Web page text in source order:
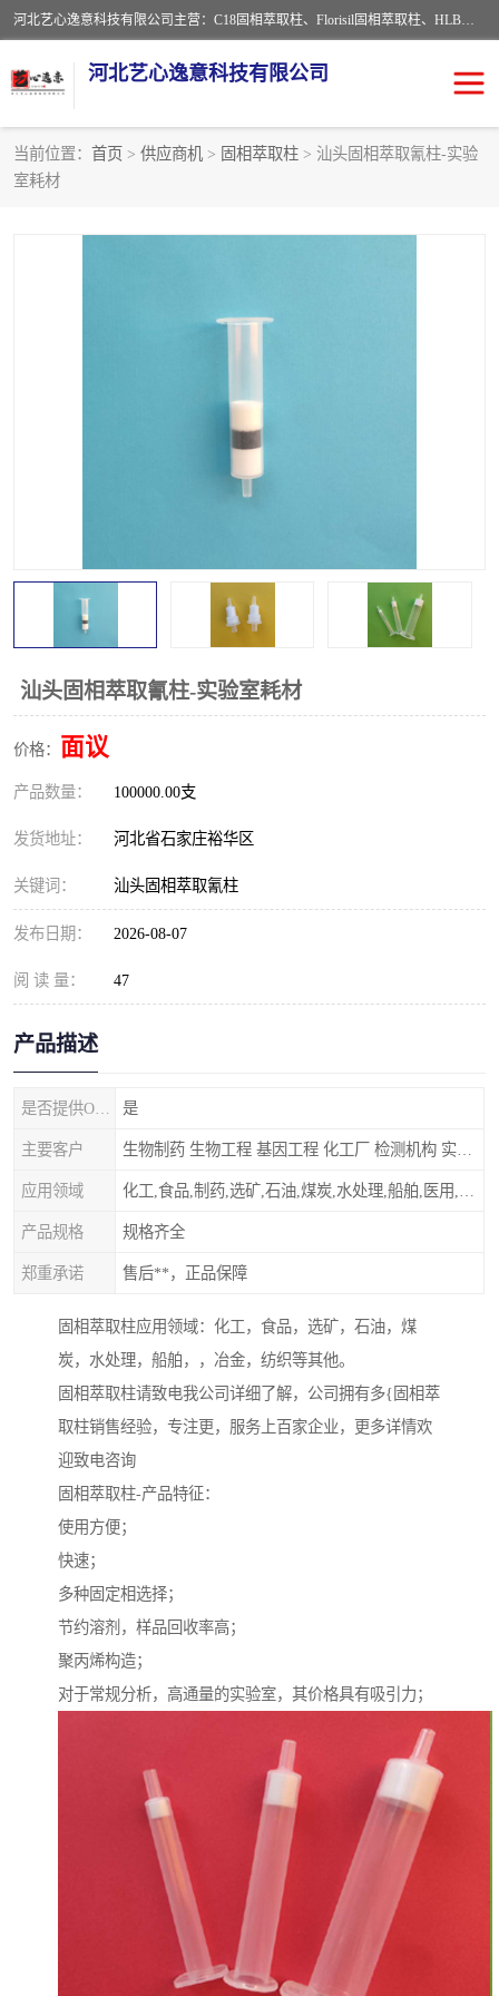
河北艺心逸意科技有限公司主营：C18固相萃取柱、Florisil固相萃取柱、HLB固相萃取柱、MCX固相萃取柱、QuEChERS、固相萃取空柱、针式过滤器 、固相萃取柱、黄曲霉毒素亲和柱。全国咨询热线：18630105913。河北艺心逸意科技有限公司接受来样定做，我们秉承着“顾客至上，锐意进取”的经营理念，坚持客户至上的原则为广大客户提供优质的服务，欢迎广大客户惠顾！免费咨询！
河北艺心逸意科技有限公司
当前位置： 首页 > 供应商机 > 固相萃取柱 > 汕头固相萃取氰柱-实验
室耗材
汕头固相萃取氰柱-实验室耗材
价格： 面议
产品数量： 100000.00支
发货地址： 河北省石家庄裕华区
关键词： 汕头固相萃取氰柱
发布日期： 2026-08-07
阅 读 量： 47
产品描述
是
主要客户
应用领域
产品规格 规格齐全
郑重承诺 售后**，正品保障
固相萃取柱应用领域：化工，食品，选矿，石油，煤
炭，水处理，船舶，，冶金，纺织等其他。
固相萃取柱请致电我公司详细了解，公司拥有多{固相萃
取柱销售经验，专注更，服务上百家企业，更多详情欢
迎致电咨询
固相萃取柱-产品特征：
使用方便；
快速；
多种固定相选择；
节约溶剂，样品回收率高；
聚丙烯构造；
对于常规分析，高通量的实验室，其价格具有吸引力；
固相萃取柱